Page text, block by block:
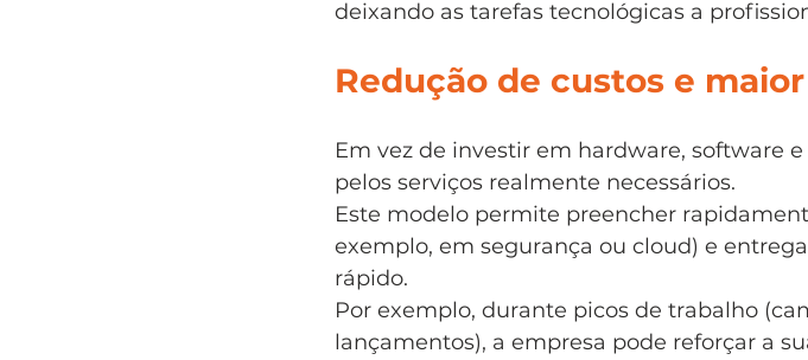
deixando as tarefas tecnológicas a
Redução de custos e
Em vez de investir em hardware, software
pelos serviços realmente necessários.
Este modelo permite preencher
exemplo, em segurança ou cloud) e
rápido.
Por exemplo, durante picos de trabalho
lançamentos), a empresa pode reforçar a